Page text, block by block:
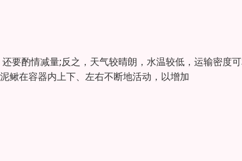
要酌情减量;反之，天气较晴朗，水温较低，运输密度
鳅在容器内上下、左右不断地活动，以增加